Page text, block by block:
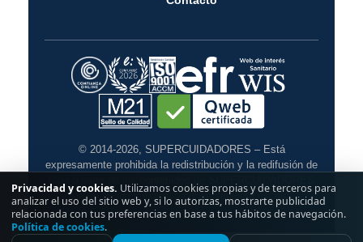
Privacidad y cookies. Utilizamos cookies propias y de terceros para
analizar el uso del sitio web y, si lo autorizas, mostrarte publicidad
relacionada con tus preferencias en base a tus hábitos de navegación.
Política de cookies.
© 2014-2026, SUPERCUIDADORES – Está
expresamente prohibida la redistribución y la redifusión de
sin su previo y expreso consentimiento escrito.